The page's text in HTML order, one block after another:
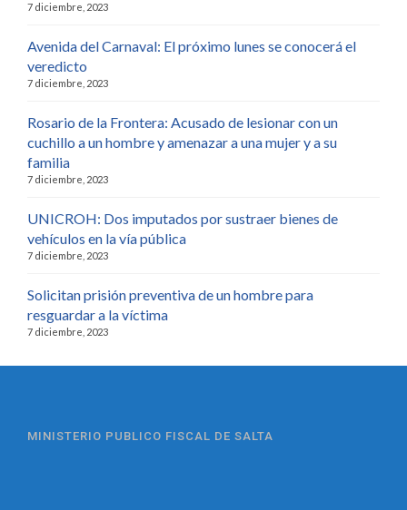
7 diciembre, 2023
Avenida del Carnaval: El próximo lunes se conocerá el
veredicto
7 diciembre, 2023
Rosario de la Frontera: Acusado de lesionar con un
cuchillo a un hombre y amenazar a una mujer y a su
familia
7 diciembre, 2023
UNICROH: Dos imputados por sustraer bienes de
vehículos en la vía pública
7 diciembre, 2023
Solicitan prisión preventiva de un hombre para
resguardar a la víctima
7 diciembre, 2023
MINISTERIO PUBLICO FISCAL DE SALTA